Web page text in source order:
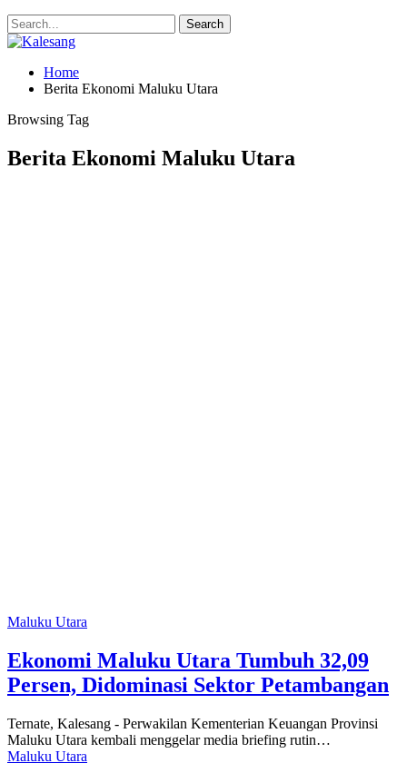
Home
Berita Ekonomi Maluku Utara
Browsing Tag
Berita Ekonomi Maluku Utara
Maluku Utara
Ekonomi Maluku Utara Tumbuh 32,09
Persen, Didominasi Sektor Petambangan
Ternate, Kalesang - Perwakilan Kementerian Keuangan Provinsi
Maluku Utara kembali menggelar media briefing rutin…
Maluku Utara